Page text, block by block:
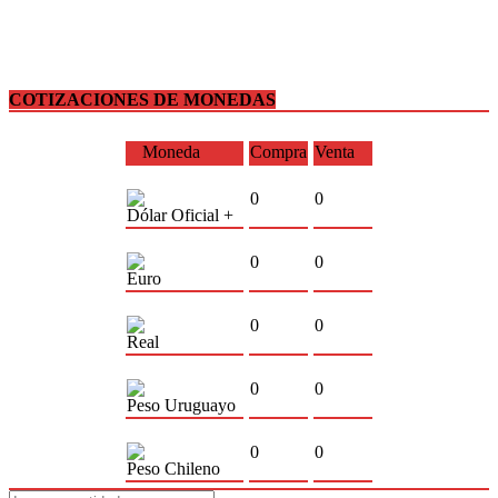
COTIZACIONES DE MONEDAS
Moneda Compra Venta
Dólar Oficial +
0 0
Euro
0 0
Real
0 0
Peso Uruguayo
0 0
Peso Chileno
0 0